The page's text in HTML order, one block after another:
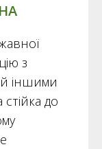
з
іншими
до